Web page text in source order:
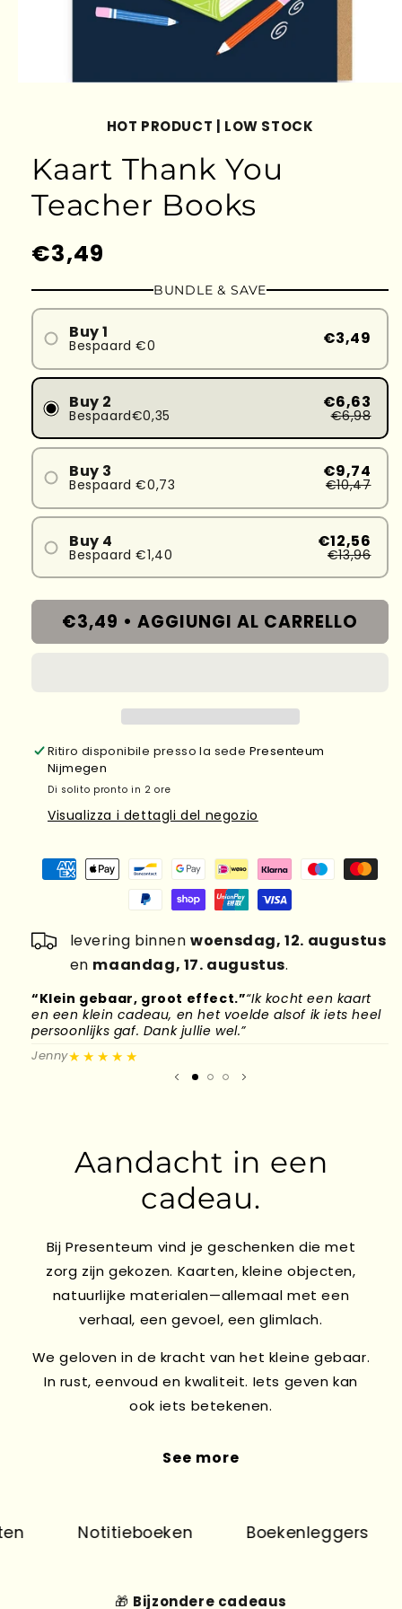
HOT PRODUCT | LOW STOCK
Kaart Thank You
Teacher Books
Prezzo
listino
€3,49
BUNDLE & SAVE
Buy 1
Bespaard €0 €3,49
Buy 2
Bespaard€0,35
€6,63
€6,98
Buy 3
Bespaard €0,73
€9,74
€10,47
Buy 4
Bespaard €1,40
€12,56
€13,96
€3,49 • AGGIUNGI AL CARRELLO
Ritiro disponibile presso la sede Presenteum
Nijmegen
Di solito pronto in 2 ore
Visualizza i dettagli del negozio
levering binnenwoensdag, 12. augustus
en maandag, 17. augustus.
“Klein gebaar, groot effect.”“Ik kocht een kaart
en een klein cadeau, en het voelde alsof ik iets heel
persoonlijks gaf. Dank jullie wel.”
Jenny★★★★★
Aandacht in een
cadeau.
Bij Presenteum vind je geschenken die met
zorg zijn gekozen. Kaarten, kleine objecten,
natuurlijke materialen—allemaal met een
verhaal, een gevoel, een glimlach.
We geloven in de kracht van het kleine gebaar.
In rust, eenvoud en kwaliteit. Iets geven kan
ook iets betekenen.
See more
Notitieboeken Boekenleggers
🎁 Bijzondere cadeaus